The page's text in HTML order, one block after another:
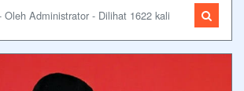
Oleh Administrator - Dilihat 1622 kali